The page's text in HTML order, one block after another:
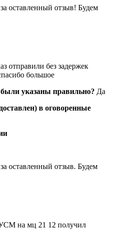
оставленный отзыв! Будем
отправили без задержек
большое
указаны правильно? Да
в оговоренные
оставленный отзыв. Будем
на мц 21 12 получил